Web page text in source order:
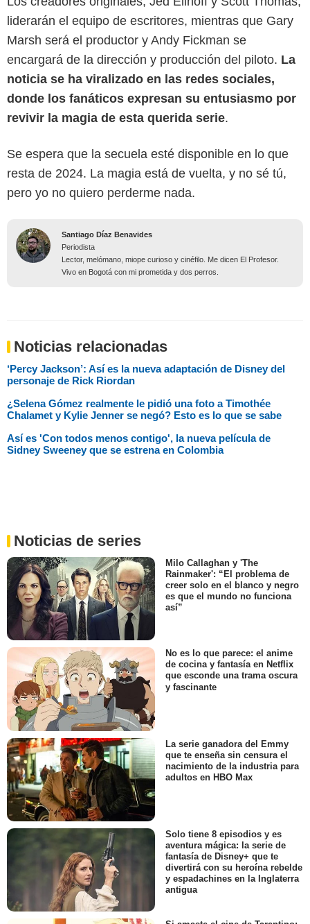
liderarán el equipo de escritores, mientras que Gary
Marsh será el productor y Andy Fickman se
encargará de la dirección y producción del piloto. La
noticia se ha viralizado en las redes sociales,
donde los fanáticos expresan su entusiasmo por
revivir la magia de esta querida serie.
Se espera que la secuela esté disponible en lo que
resta de 2024. La magia está de vuelta, y no sé tú,
pero yo no quiero perderme nada.
Santiago Díaz Benavides
Periodista
Lector, melómano, miope curioso y cinéfilo. Me dicen El Profesor.
Vivo en Bogotá con mi prometida y dos perros.
Noticias relacionadas
‘Percy Jackson’: Así es la nueva adaptación de Disney del
personaje de Rick Riordan
¿Selena Gómez realmente le pidió una foto a Timothée
Chalamet y Kylie Jenner se negó? Esto es lo que se sabe
Así es 'Con todos menos contigo', la nueva película de
Sidney Sweeney que se estrena en Colombia
Noticias de series
Milo Callaghan y 'The
Rainmaker': “El problema de
creer solo en el blanco y negro
es que el mundo no funciona
así”
No es lo que parece: el anime
de cocina y fantasía en Netflix
que esconde una trama oscura
y fascinante
La serie ganadora del Emmy
que te enseña sin censura el
nacimiento de la industria para
adultos en HBO Max
Solo tiene 8 episodios y es
aventura mágica: la serie de
fantasía de Disney+ que te
divertirá con su heroína rebelde
y espadachines en la Inglaterra
antigua